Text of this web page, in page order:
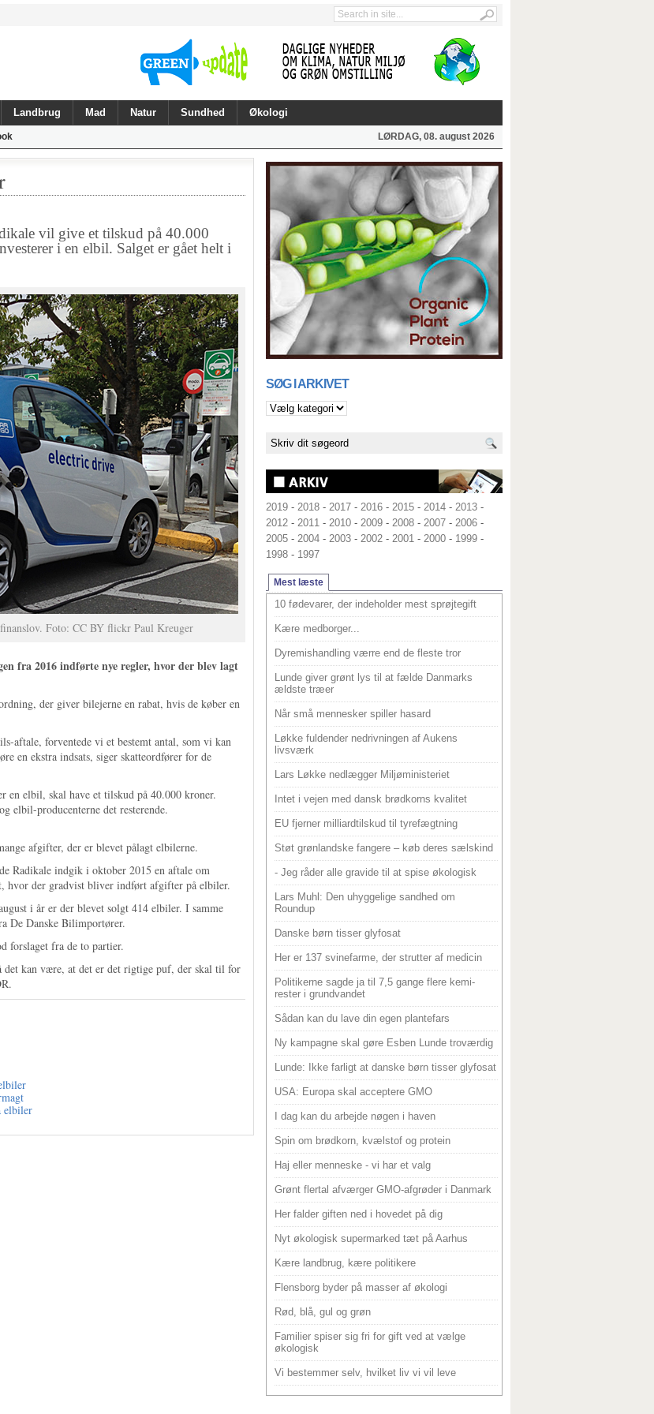
Landbrug Mad Natur Sundhed Økologi
LØRDAG, 08. august 2026
vil give et tilskud på 40.000
i en elbil. Salget er gået helt i
Foto: CC BY flickr Paul Kreuger
fra 2016 indførte nye regler, hvor der blev lagt
der giver bilejerne en rabat, hvis de køber en
aftale, forventede vi et bestemt antal, som vi kan
en ekstra indsats, siger skatteordfører for de
en elbil, skal have et tilskud på 40.000 kroner.
elbil-producenterne det resterende.
afgifter, der er blevet pålagt elbilerne.
Radikale indgik i oktober 2015 en aftale om
hvor der gradvist bliver indført afgifter på elbiler.
i år er der blevet solgt 414 elbiler. I samme
De Danske Bilimportører.
forslaget fra de to partier.
det kan være, at det er det rigtige puf, der skal til for
elbiler
SØG I ARKIVET
2019 - 2018 - 2017 - 2016 - 2015 - 2014 - 2013 -
2012 - 2011 - 2010 - 2009 - 2008 - 2007 - 2006 -
2005 - 2004 - 2003 - 2002 - 2001 - 2000 - 1999 -
1998 - 1997
Mest læste
10 fødevarer, der indeholder mest sprøjtegift
Kære medborger...
Dyremishandling værre end de fleste tror
Lunde giver grønt lys til at fælde Danmarks
ældste træer
Når små mennesker spiller hasard
Løkke fuldender nedrivningen af Aukens
livsværk
Lars Løkke nedlægger Miljøministeriet
Intet i vejen med dansk brødkorns kvalitet
EU fjerner milliardtilskud til tyrefægtning
Støt grønlandske fangere – køb deres sælskind
- Jeg råder alle gravide til at spise økologisk
Lars Muhl: Den uhyggelige sandhed om
Roundup
Danske børn tisser glyfosat
Her er 137 svinefarme, der strutter af medicin
Politikerne sagde ja til 7,5 gange flere kemi-
rester i grundvandet
Sådan kan du lave din egen plantefars
Ny kampagne skal gøre Esben Lunde troværdig
Lunde: Ikke farligt at danske børn tisser glyfosat
USA: Europa skal acceptere GMO
I dag kan du arbejde nøgen i haven
Spin om brødkorn, kvælstof og protein
Haj eller menneske - vi har et valg
Grønt flertal afværger GMO-afgrøder i Danmark
Her falder giften ned i hovedet på dig
Nyt økologisk supermarked tæt på Aarhus
Kære landbrug, kære politikere
Flensborg byder på masser af økologi
Rød, blå, gul og grøn
Familier spiser sig fri for gift ved at vælge
økologisk
Vi bestemmer selv, hvilket liv vi vil leve